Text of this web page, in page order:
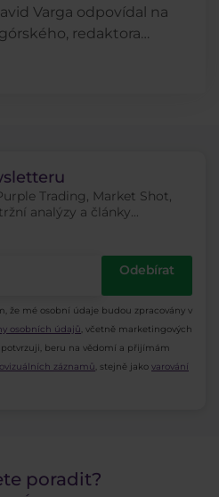
Varga odpovídal na
redaktora
a vysvětluje, z
Trading, Market Shot,
analýzy a články...
Odebírat
že mé osobní údaje budou zpracovány v
osobních údajů, včetně marketingových
beru na vědomí a přijímám
záznamů, stejně jako varování
poradit?